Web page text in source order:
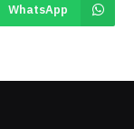
WhatsApp